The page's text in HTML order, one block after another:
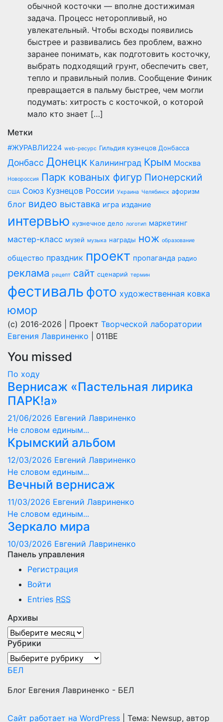
обычной косточки — вполне достижимая
задача. Процесс неторопливый, но
увлекательный. Чтобы всходы появились
быстрее и развивались без проблем, важно
заранее понимать, как подготовить косточку,
выбрать подходящий грунт, обеспечить свет,
тепло и правильный полив. Сообщение Финик
превращается в пальму быстрее, чем могли
подумать: хитрость с косточкой, о которой
мало кто знает […]
Метки
#ЖУРАВЛИ224 web-ресурс Гильдия кузнецов Донбасса
Донбасс Донецк Калининград Крым Москва
Новороссия Парк кованых фигур Пионерский
США Союз Кузнецов России Украина Челябинск афоризм
блог видео выставка игра издание
интервью кузнечное дело логотип маркетинг
мастер-класс музей музыка награды нож образование
общество праздник проект пропаганда радио
реклама рецепт сайт сценарий термин
фестиваль фото художественная ковка
юмор
(c) 2016-2026 | Проект Творческой лаборатории
Евгения Лавриненко | 011BE
You missed
По ходу
Вернисаж «Пастельная лирика
ПАРК!а»
21/06/2026 Евгений Лавриненко
Не словом единым...
Крымский альбом
12/03/2026 Евгений Лавриненко
Не словом единым...
Вечный вернисаж
11/03/2026 Евгений Лавриненко
Не словом единым...
Зеркало мира
10/03/2026 Евгений Лавриненко
Панель управления
Регистрация
Войти
Entries RSS
Архивы
Архивы
Рубрики
Рубрики
БЕЛ
Блог Евгения Лавриненко - БЕЛ
Сайт работает на WordPress Тема: Newsup, автор